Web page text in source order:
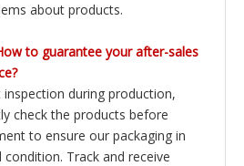
about products.
to guarantee your after-sales
inspection during production,
check the products before
to ensure our packaging in
condition. Track and receive